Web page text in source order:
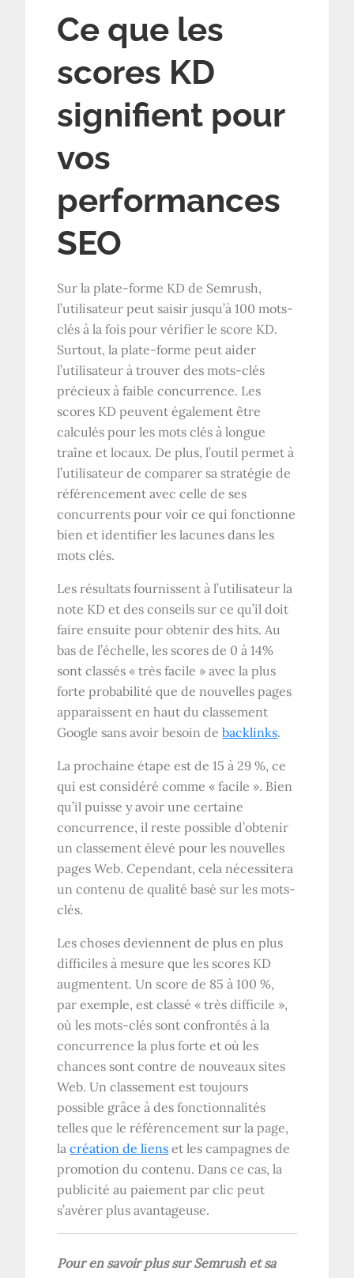
Ce que les
scores KD
signifient pour
vos
performances
SEO
Sur la plate-forme KD de Semrush,
l’utilisateur peut saisir jusqu’à 100 mots-
clés à la fois pour vérifier le score KD.
Surtout, la plate-forme peut aider
l’utilisateur à trouver des mots-clés
précieux à faible concurrence. Les
scores KD peuvent également être
calculés pour les mots clés à longue
traîne et locaux. De plus, l’outil permet à
l’utilisateur de comparer sa stratégie de
référencement avec celle de ses
concurrents pour voir ce qui fonctionne
bien et identifier les lacunes dans les
mots clés.
Les résultats fournissent à l’utilisateur la
note KD et des conseils sur ce qu’il doit
faire ensuite pour obtenir des hits. Au
bas de l’échelle, les scores de 0 à 14%
sont classés « très facile » avec la plus
forte probabilité que de nouvelles pages
apparaissent en haut du classement
Google sans avoir besoin debacklinks.
La prochaine étape est de 15 à 29 %, ce
qui est considéré comme « facile ». Bien
qu’il puisse y avoir une certaine
concurrence, il reste possible d’obtenir
un classement élevé pour les nouvelles
pages Web. Cependant, cela nécessitera
un contenu de qualité basé sur les mots-
clés.
Les choses deviennent de plus en plus
difficiles à mesure que les scores KD
augmentent. Un score de 85 à 100 %,
par exemple, est classé « très difficile »,
où les mots-clés sont confrontés à la
concurrence la plus forte et où les
chances sont contre de nouveaux sites
Web. Un classement est toujours
possible grâce à des fonctionnalités
telles que le référencement sur la page,
lacréation de liens et les campagnes de
promotion du contenu. Dans ce cas, la
publicité au paiement par clic peut
s’avérer plus avantageuse.
Pour en savoir plus sur Semrush et sa